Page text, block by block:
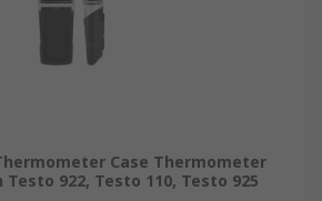
Case Thermometer
922, Testo 110, Testo 925